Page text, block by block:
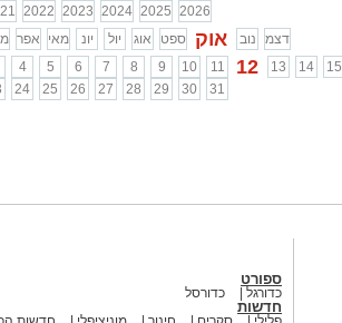
2022 2023 2024 2025 2026
אפר מאי יונ יול אוג ספט אוק נוב
דצמ
4 5 6 7 8 9 10 11 12 13 14 15
24 25 26 27 28 29 30 31
ספורט
כדורגל כדורסל
חדשות